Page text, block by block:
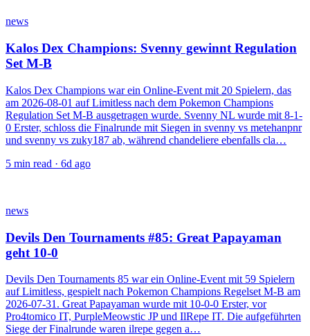
news
Kalos Dex Champions: Svenny gewinnt Regulation
Set M-B
Kalos Dex Champions war ein Online-Event mit 20 Spielern, das
am 2026-08-01 auf Limitless nach dem Pokemon Champions
Regulation Set M-B ausgetragen wurde. Svenny NL wurde mit 8-1-
0 Erster, schloss die Finalrunde mit Siegen in svenny vs metehanpnr
und svenny vs zuky187 ab, während chandeliere ebenfalls cla…
5 min read · 6d ago
news
Devils Den Tournaments #85: Great Papayaman
geht 10-0
Devils Den Tournaments 85 war ein Online-Event mit 59 Spielern
auf Limitless, gespielt nach Pokemon Champions Regelset M-B am
2026-07-31. Great Papayaman wurde mit 10-0-0 Erster, vor
Pro4tomico IT, PurpleMeowstic JP und IlRepe IT. Die aufgeführten
Siege der Finalrunde waren ilrepe gegen a…